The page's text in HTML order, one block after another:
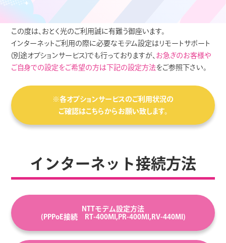
この度は、おとく光のご利用誠に有難う御座います。
インターネットご利用の際に必要なモデム設定はリモートサポート
(別途オプションサービス)でも行っておりますが、 お急ぎのお客様や
ご自身での設定をご希望の方は下記の設定方法をご参照下さい。
※各オプションサービスのご利用状況の
ご確認はこちらからお願い致します。
インターネット接続方法
NTTモデム設定方法
(PPPoE接続 RT-400MI,PR-400MI,RV-440MI)